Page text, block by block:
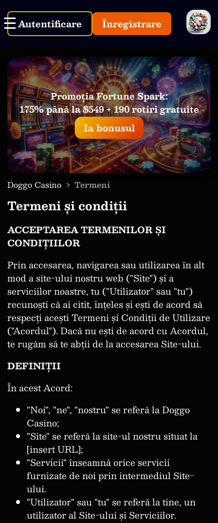
Autentificare Înregistrare
Promoția Fortune Spark:
175% până la $549 + 190 rotiri gratuite
Ia bonusul
Doggo Casino › Termeni
Termeni și condiții
ACCEPTAREA TERMENILOR ȘI
CONDIȚIILOR
Prin accesarea, navigarea sau utilizarea în alt
mod a site-ului nostru web ("Site") și a
serviciilor noastre, tu ("Utilizator" sau "tu")
recunoști că ai citit, înțeles și ești de acord să
respecți acești Termeni și Condiții de Utilizare
("Acordul"). Dacă nu ești de acord cu Acordul,
te rugăm să te abții de la accesarea Site-ului.
DEFINIȚII
În acest Acord:
"Noi", "ne", "nostru" se referă la Doggo
Casino;
"Site" se referă la site-ul nostru situat la
[insert URL];
"Servicii" înseamnă orice servicii
furnizate de noi prin intermediul Site-
ului.
"Utilizator" sau "tu" se referă la tine, un
utilizator al Site-ului și Serviciilor.